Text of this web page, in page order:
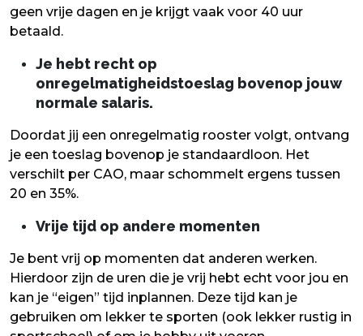
geen vrije dagen en je krijgt vaak voor 40 uur
betaald.
Je hebt recht op
onregelmatigheidstoeslag bovenop jouw
normale salaris.
Doordat jij een onregelmatig rooster volgt, ontvang
je een toeslag bovenop je standaardloon. Het
verschilt per CAO, maar schommelt ergens tussen
20 en 35%.
Vrije tijd op andere momenten
Je bent vrij op momenten dat anderen werken.
Hierdoor zijn de uren die je vrij hebt echt voor jou en
kan je “eigen” tijd inplannen. Deze tijd kan je
gebruiken om lekker te sporten (ook lekker rustig in